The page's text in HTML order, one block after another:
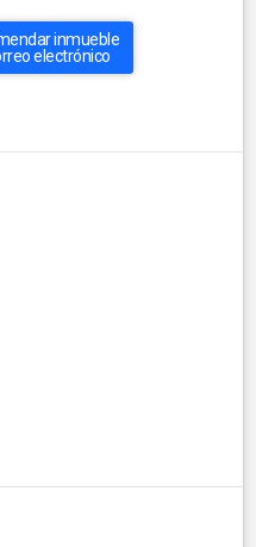
inmueble
electrónico